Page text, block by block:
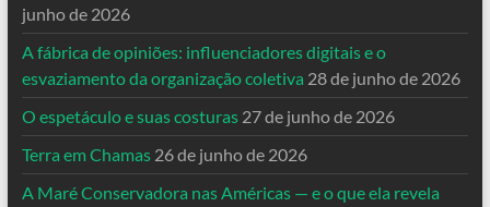
junho de 2026
A fábrica de opiniões: influenciadores digitais e o
esvaziamento da organização coletiva 28 de junho de 2026
O espetáculo e suas costuras 27 de junho de 2026
Terra em Chamas 26 de junho de 2026
A Maré Conservadora nas Américas — e o que ela revela